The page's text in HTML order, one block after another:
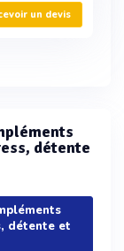
un devis
détente
détente et